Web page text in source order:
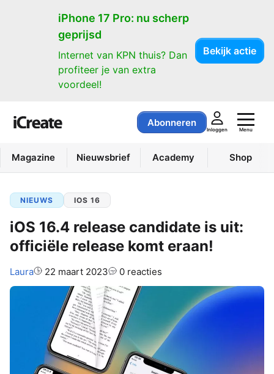
iPhone 17 Pro: nu scherp
geprijsd
Internet van KPN thuis? Dan
profiteer je van extra
voordeel!
Bekijk actie
Abonneren
Inloggen Menu
Magazine Nieuwsbrief Academy Shop
NIEUWS IOS 16
iOS 16.4 release candidate is uit:
officiële release komt eraan!
Auteur:
Laura 22 maart 2023 0 reacties